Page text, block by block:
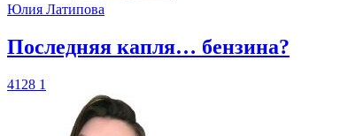
Юлия Латипова
​Последняя капля… бензина?
4128 1